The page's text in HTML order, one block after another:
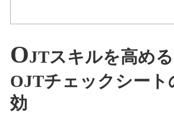
OJTスキルを高める
OJTチェックシート
効